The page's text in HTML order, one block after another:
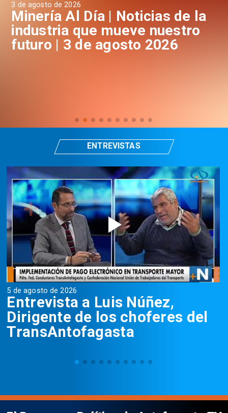
3 de agosto de 2026
Minería Al Día | Noticias de la
industria que mueve nuestro
futuro | 3 de agosto 2026
5 de agosto de 2026
Entrevista a Luis Núñez,
Dirigente de los choferes del
TransAntofagasta
ENTREVISTAS